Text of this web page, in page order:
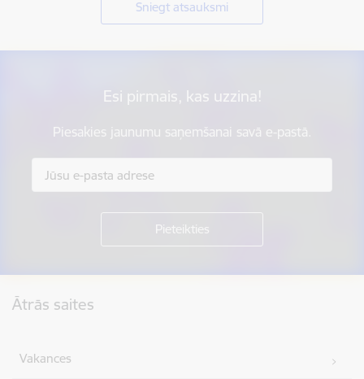
Sniegt atsauksmi
Esi pirmais, kas uzzina!
Piesakies jaunumu saņemšanai savā e-pastā.
Ātrās saites
Vakances